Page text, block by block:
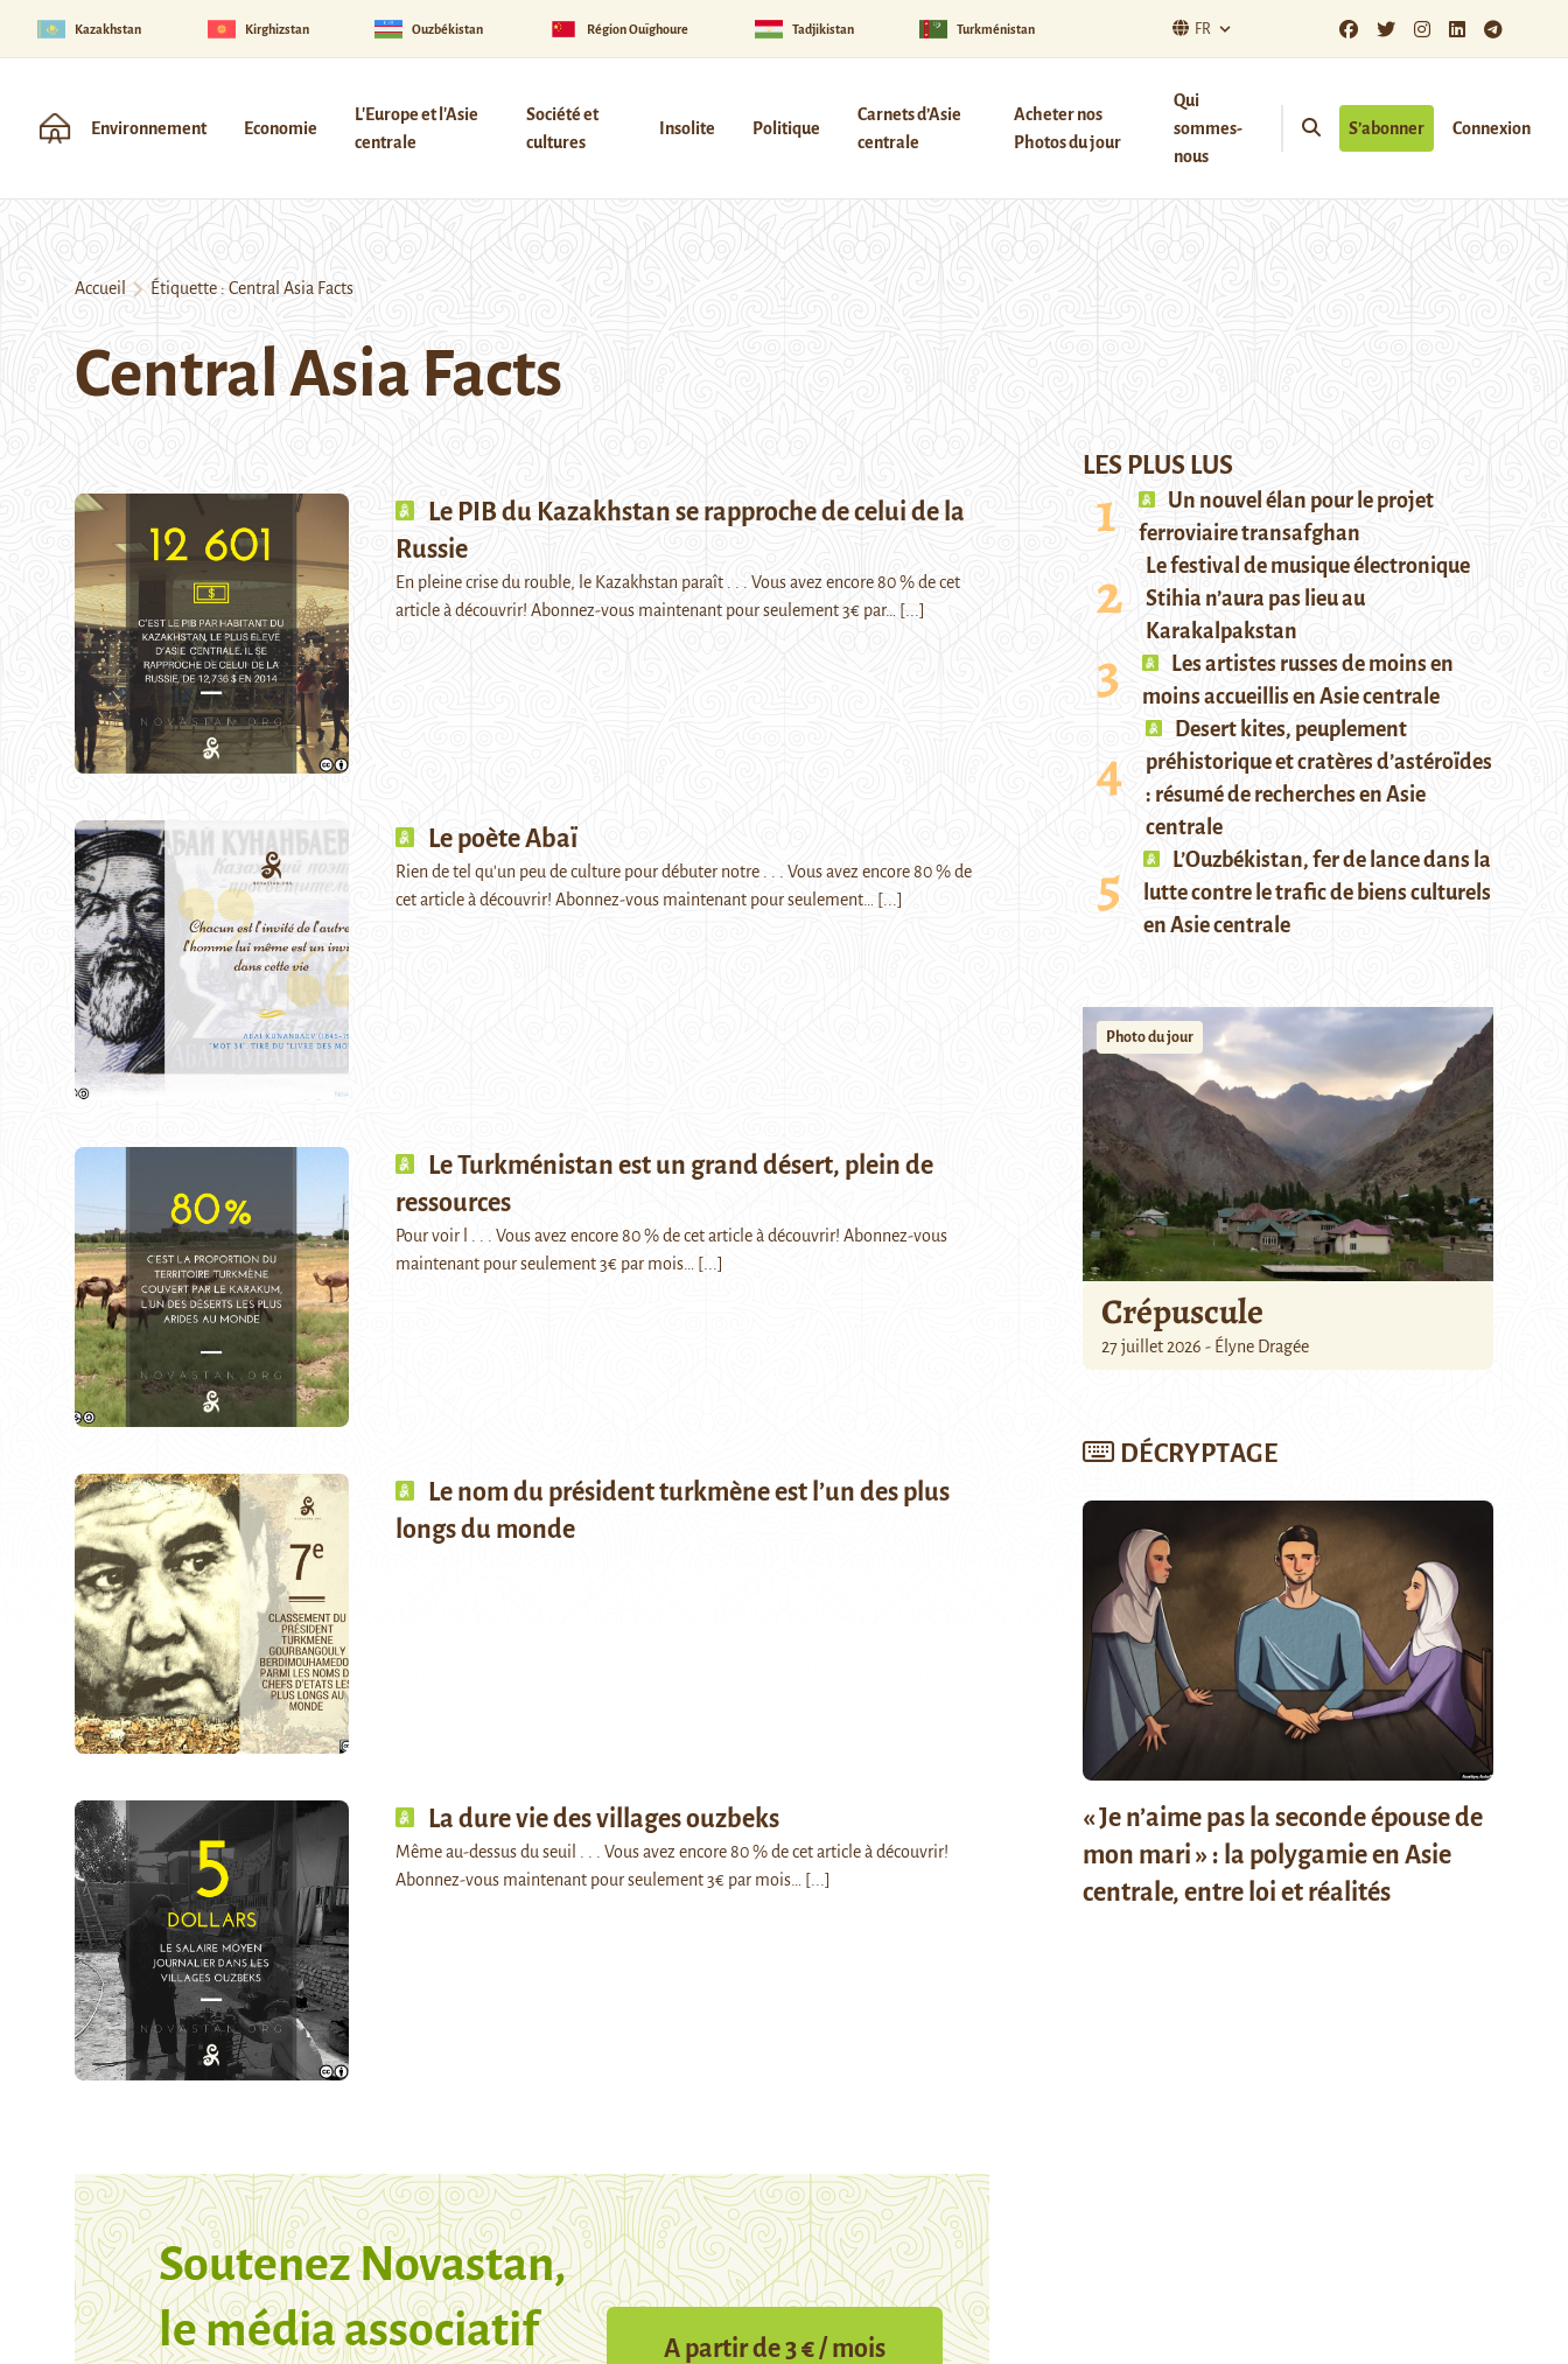
Kazakhstan Kirghizstan Ouzbékistan Région Ouïghoure Tadjikistan Turkménistan FR
Environnement Economie
L'Europe et l'Asie
centrale
Société et
cultures
Insolite Politique
Carnets d’Asie
centrale
Acheter nos
Photos du jour
Qui
sommes-
nous
S’abonner Connexion
Accueil Étiquette : Central Asia Facts
Central Asia Facts
Le PIB du Kazakhstan se rapproche de celui de la
Russie
En pleine crise du rouble, le Kazakhstan paraît . . . Vous avez encore 80 % de cet
article à découvrir! Abonnez-vous maintenant pour seulement 3€ par…
[...]
Le poète Abaï
Rien de tel qu'un peu de culture pour débuter notre . . . Vous avez encore 80 % de
cet article à découvrir! Abonnez-vous maintenant pour seulement…
[...]
Le Turkménistan est un grand désert, plein de
ressources
Pour voir l . . . Vous avez encore 80 % de cet article à découvrir! Abonnez-vous
maintenant pour seulement 3€ par mois…
[...]
Le nom du président turkmène est l’un des plus
longs du monde
La dure vie des villages ouzbeks
Même au-dessus du seuil . . . Vous avez encore 80 % de cet article à découvrir!
Abonnez-vous maintenant pour seulement 3€ par mois…
[...]
Soutenez Novastan,
le média associatif
A partir de 3 € / mois
LES PLUS LUS
Un nouvel élan pour le projet
ferroviaire transafghan
Le festival de musique électronique
Stihia n’aura pas lieu au
Karakalpakstan
Les artistes russes de moins en
moins accueillis en Asie centrale
Desert kites, peuplement
préhistorique et cratères d’astéroïdes
: résumé de recherches en Asie
centrale
L’Ouzbékistan, fer de lance dans la
lutte contre le trafic de biens culturels
en Asie centrale
Photo du jour
Crépuscule
27 juillet 2026 - Élyne Dragée
DÉCRYPTAGE
« Je n’aime pas la seconde épouse de
mon mari » : la polygamie en Asie
centrale, entre loi et réalités